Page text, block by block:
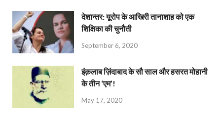
देशान्‍तर: यूरोप के आखिरी तानाशाह को एक
शिक्षिका की चुनौती
September 6, 2020
इंक़लाब ज़िंदाबाद के सौ साल और हसरत मोहानी
के तीन ‘एम’!
May 17, 2020